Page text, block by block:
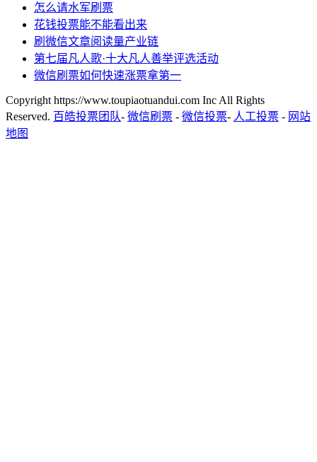
怎么请水军刷票
花钱投票能不能看出来
刷微信文章阅读量产业链
第七届凡人歌·十大凡人善举评选活动
微信刷票如何快速涨票拿第一
Copyright https://www.toupiaotuandui.com Inc All Rights
Reserved. 百皓投票团队- 微信刷票 - 微信投票- 人工投票 - 网站
地图